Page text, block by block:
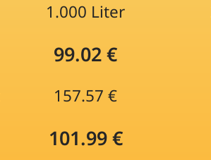
1.000 Liter
99.02 €
157.57 €
101.99 €